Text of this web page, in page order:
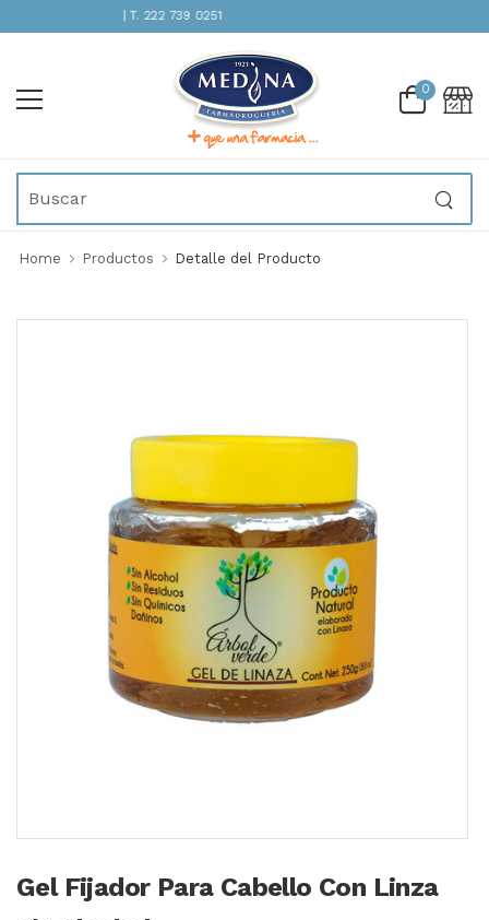
INMEDIATA | T. 222 739 0251
0
Home Productos Detalle del Producto
Gel Fijador Para Cabello Con Linza